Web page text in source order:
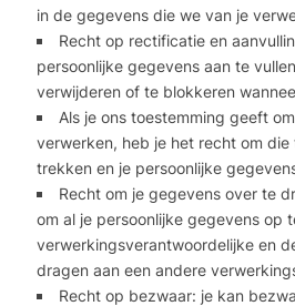
in de gegevens die we van je
Recht op rectificatie en
persoonlijke gegevens aan te
verwijderen of te blokkeren
Als je ons toestemming geeft
verwerken, heb je het recht om
trekken en je persoonlijke
Recht om je gegevens over te
om al je persoonlijke gegevens op
verwerkingsverantwoordelijke en
dragen aan een andere
Recht op bezwaar: je kan